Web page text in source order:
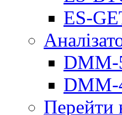
ES-
DMM-
DMM-
Перейти